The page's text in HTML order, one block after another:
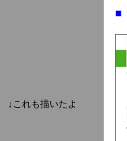
↓これも描いたよ
■